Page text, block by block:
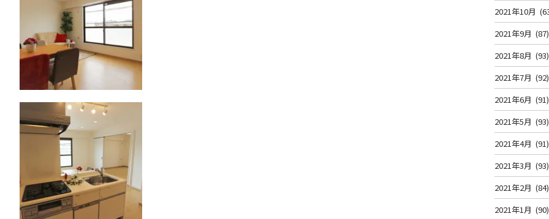
2021年10月
2021年9月 (87)
2021年8月 (93)
2021年7月 (92)
2021年6月 (91)
2021年5月 (93)
2021年4月 (91)
2021年3月 (93)
2021年2月 (84)
2021年1月 (90)